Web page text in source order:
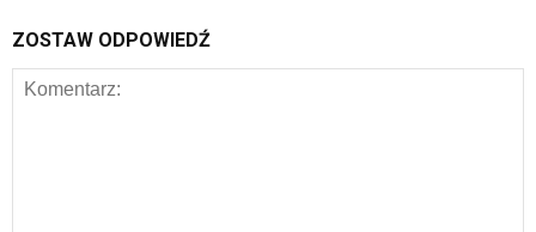
ZOSTAW ODPOWIEDŹ